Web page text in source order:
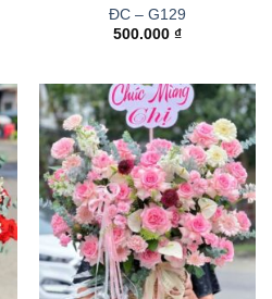
ĐC – G129
500.000 ₫